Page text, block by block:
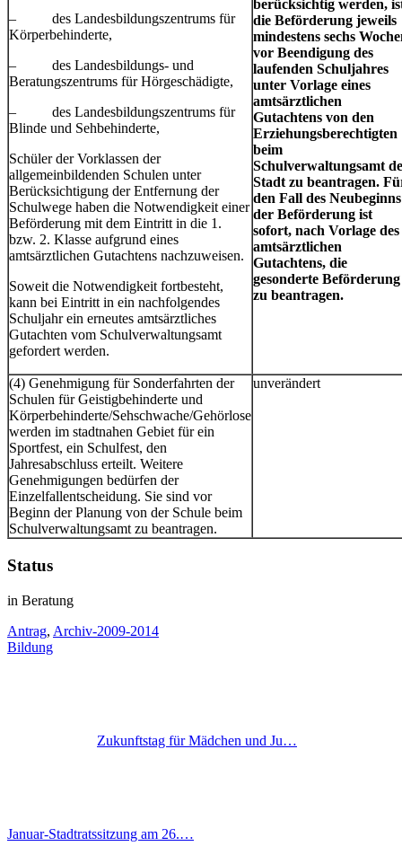
– des Landesbildungszentrums für
Körperbehinderte,
– des Landesbildungs- und
Beratungszentrums für Hörgeschädigte,
– des Landesbildungszentrums für
Blinde und Sehbehinderte,
Schüler der Vorklassen der
allgemeinbildenden Schulen unter
Berücksichtigung der Entfernung der
Schulwege haben die Notwendigkeit einer
Beförderung mit dem Eintritt in die 1.
bzw. 2. Klasse aufgrund eines
amtsärztlichen Gutachtens nachzuweisen.
Soweit die Notwendigkeit fortbesteht,
kann bei Eintritt in ein nachfolgendes
Schuljahr ein erneutes amtsärztliches
Gutachten vom Schulverwaltungsamt
gefordert werden.
berücksichtig werden,
die Beförderung jeweils
mindestens sechs
vor Beendigung des
laufenden Schuljahres
unter Vorlage eines
amtsärztlichen
Gutachtens von den
Erziehungsberechtigten
beim
Schulverwaltungsamt
Stadt zu beantragen.
den Fall des Neubeginns
der Beförderung ist
sofort, nach Vorlage des
amtsärztlichen
Gutachtens, die
gesonderte Beförderung
zu beantragen.
(4) Genehmigung für Sonderfahrten der
Schulen für Geistigbehinderte und
Körperbehinderte/Sehschwache/Gehörlose
werden im stadtnahen Gebiet für ein
Sportfest, ein Schulfest, den
Jahresabschluss erteilt. Weitere
Genehmigungen bedürfen der
Einzelfallentscheidung. Sie sind vor
Beginn der Planung von der Schule beim
Schulverwaltungsamt zu beantragen.
unverändert
Status
in Beratung
Antrag, Archiv-2009-2014
Bildung
Zukunftstag für Mädchen und Ju…
Januar-Stadtratssitzung am 26.…